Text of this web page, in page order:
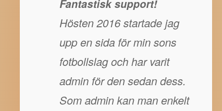
Fantastisk support!
Hösten 2016 startade jag
upp en sida för min sons
fotbollslag och har varit
admin för den sedan dess.
Som admin kan man enkelt